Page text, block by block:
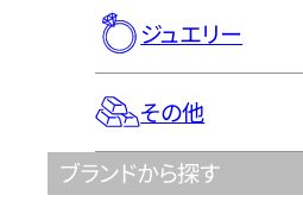
ジュエリー
その他
ブランドから探す